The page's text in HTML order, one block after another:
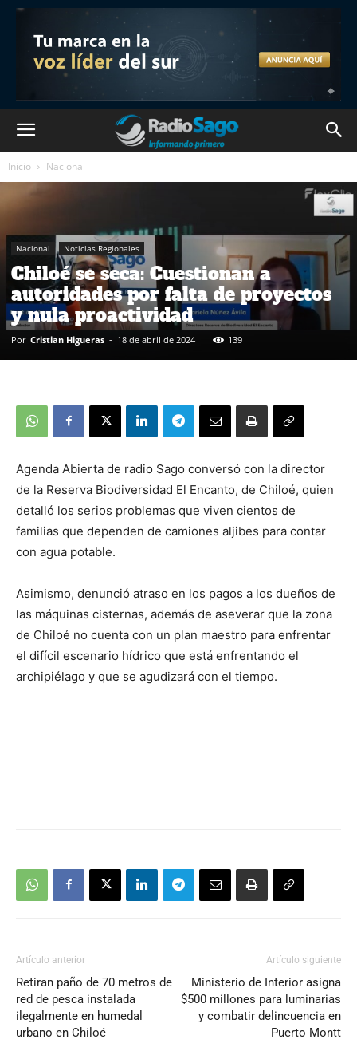
Inicio Nacional
Nacional Noticias Regionales
Chiloé se seca: Cuestionan a
autoridades por falta de proyectos
y nula proactividad
Por Cristian Higueras - 18 de abril de 2024 139
Agenda Abierta de radio Sago conversó con la director
de la Reserva Biodiversidad El Encanto, de Chiloé, quien
detalló los serios problemas que viven cientos de
familias que dependen de camiones aljibes para contar
con agua potable.
Asimismo, denunció atraso en los pagos a los dueños de
las máquinas cisternas, además de aseverar que la zona
de Chiloé no cuenta con un plan maestro para enfrentar
el difícil escenario hídrico que está enfrentando el
archipiélago y que se agudizará con el tiempo.
Artículo anterior
Retiran paño de 70 metros de
red de pesca instalada
ilegalmente en humedal
urbano en Chiloé
Artículo siguiente
Ministerio de Interior asigna
$500 millones para luminarias
y combatir delincuencia en
Puerto Montt